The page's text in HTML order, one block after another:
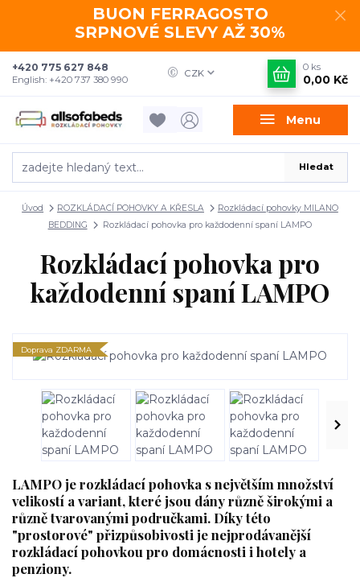
BUON FERRAGOSTO
SRPNOVÉ SLEVY AŽ 30%
Menu
CZK
Hledat
+420 775 627 848
English: +420 737 380 990
0 ks
0,00 Kč
Úvod ROZKLÁDACÍ POHOVKY A KŘESLA
Rozkládací pohovky MILANO
BEDDING
Rozkládací pohovka pro každodenní spaní LAMPO
Rozkládací pohovka pro
každodenní spaní LAMPO
Doprava ZDARMA
LAMPO je rozkládací pohovka s největším množství
velikostí a variant, které jsou dány různě širokými a
různě tvarovanými područkami. Díky této
"prostorové" přizpůsobivosti je nejprodávanější
rozkládací pohovkou pro domácnosti i hotely a
penziony.